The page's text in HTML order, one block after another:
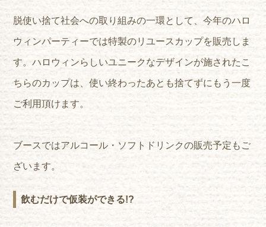
脱使い捨て社会への取り組みの一環として、今年のハロ
ウィンパーティーでは特製のリユースカップを販売しま
す。ハロウィンらしいユニークなデザインが施されたこ
ちらのカップは、使い終わったあとも捨てずにもう一度
ご利用頂けます。
ブースではアルコール・ソフトドリンクの販売予定もご
ざいます。
飲むだけで仮装ができる!?